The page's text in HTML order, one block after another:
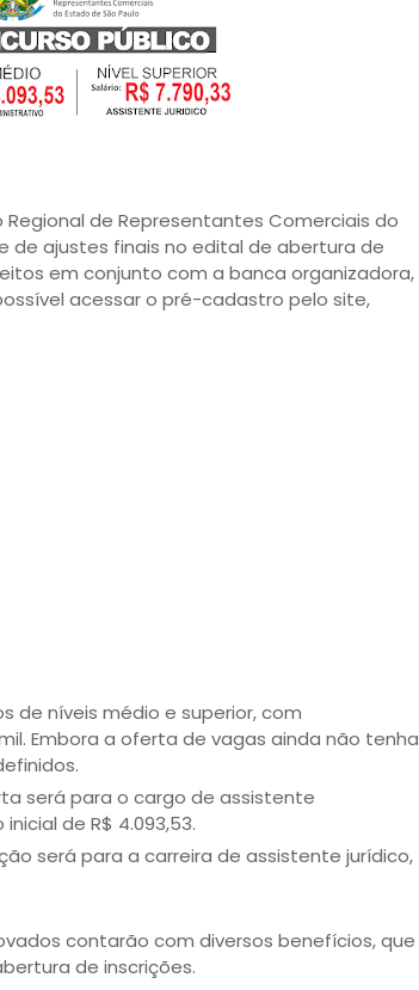
Regional de Representantes Comerciais do
de ajustes finais no edital de abertura de
em conjunto com a banca organizadora,
acessar o pré-cadastro pelo site,
de níveis médio e superior, com
Embora a oferta de vagas ainda não tenha
será para o cargo de assistente
de R$ 4.093,53.
será para a carreira de assistente jurídico,
contarão com diversos benefícios, que
de inscrições.